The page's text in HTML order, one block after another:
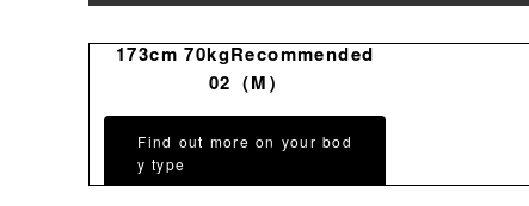
173cm 70kgRecommended
02（M）
Find out more on your bod
y type